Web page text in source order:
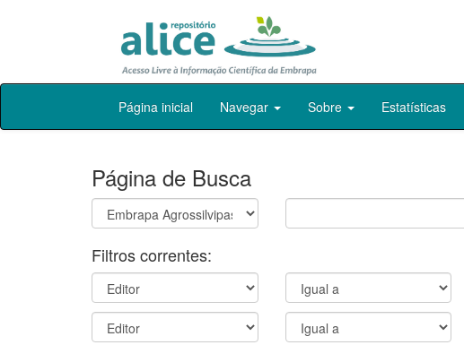
Skip
Página inicial Navegar Sobre Estatísticas
Página de Busca
Filtros correntes: